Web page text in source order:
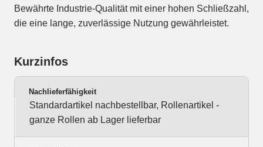
Bewährte Industrie-Qualität mit einer hohen Schließzahl,
die eine lange, zuverlässige Nutzung gewährleistet.
Kurzinfos
Nachlieferfähigkeit
Standardartikel nachbestellbar, Rollenartikel -
ganze Rollen ab Lager lieferbar